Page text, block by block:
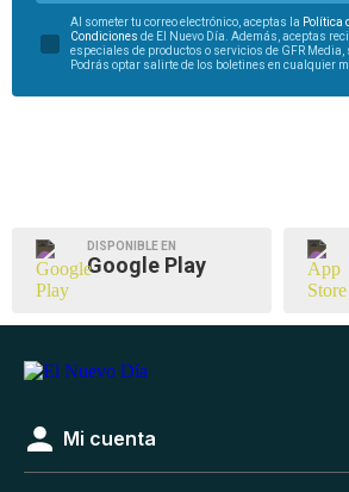
Al someter tu correo electrónico, aceptas la Política
Condiciones de El Nuevo Día. Además, aceptas
especiales de productos o servicios de GFR
Podrás optar salirte de los boletines en cualquier
DISPONIBLE EN
Google Play
Mi cuenta